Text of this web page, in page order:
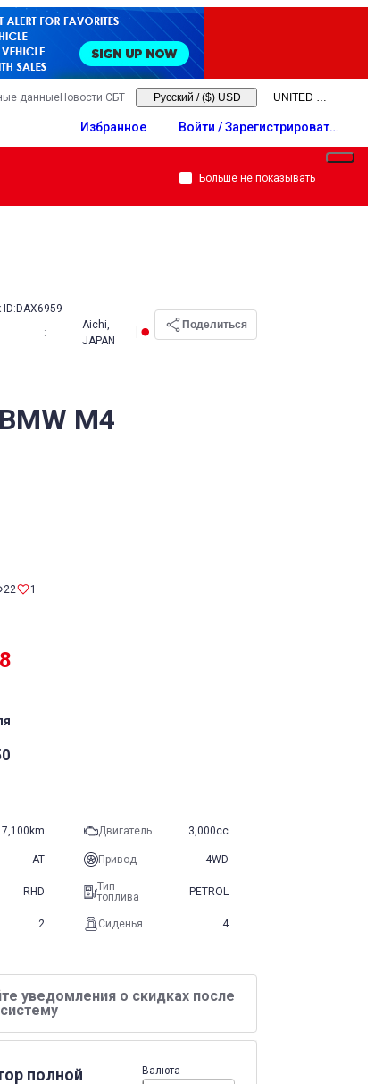
данныеНовости СБТ Русский / ($) USD
Избранное
Войти / Зарегистрировать
ся
Больше не показывать
M4
ID: DAX6959
:
Aichi,
JAPAN
Поделиться
22 1
уведомления о скидках после
полной
Валюта
Двигатель 3,000cc
AT Привод 4WD
RHD
Тип
топлива
PETROL
2 Сиденья 4